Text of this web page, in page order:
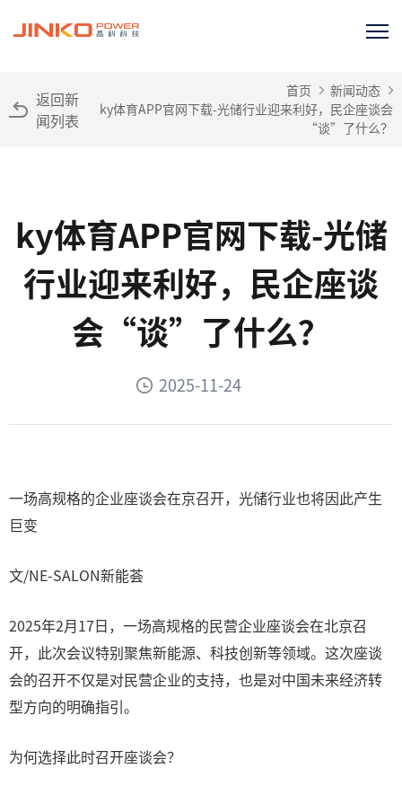
返回新
闻列表
首页
新闻动态
ky体育APP官网下载-光储行业迎来利好，民企座谈会
“谈”了什么？
ky体育APP官网下载-光储
行业迎来利好，民企座谈
会“谈”了什么？
2025-11-24
一场高规格的企业座谈会在京召开，光储行业也将因此产生
巨变
文/NE-SALON新能荟
2025年2月17日，一场高规格的民营企业座谈会在北京召
开，此次会议特别聚焦新能源、科技创新等领域。这次座谈
会的召开不仅是对民营企业的支持，也是对中国未来经济转
型方向的明确指引。
为何选择此时召开座谈会？